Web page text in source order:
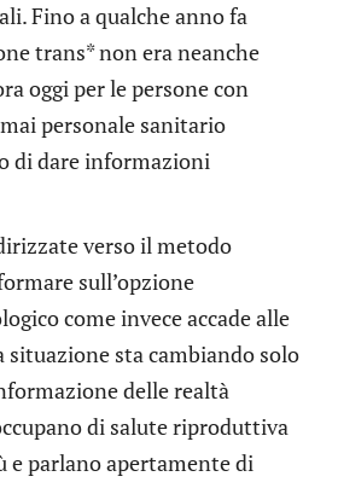
Fino a qualche anno fa
trans* non era neanche
oggi per le persone con
personale sanitario
di dare informazioni
verso il metodo
sull’opzione
come invece accade alle
situazione sta cambiando solo
delle realtà
di salute riproduttiva
e parlano apertamente di